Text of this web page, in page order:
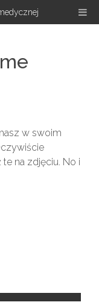
w swoim
na zdjęciu. No i